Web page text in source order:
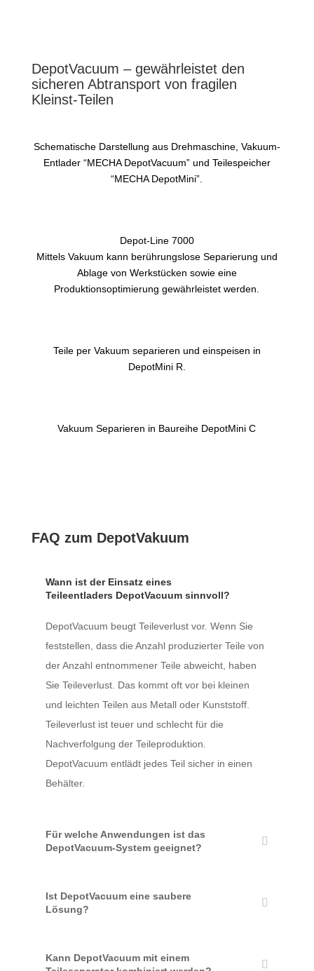
DepotVacuum – gewährleistet den
sicheren Abtransport von fragilen
Kleinst-Teilen
Schematische Darstellung aus Drehmaschine, Vakuum-
Entlader “MECHA DepotVacuum” und Teilespeicher
“MECHA DepotMini”.
Depot-Line 7000
Mittels Vakuum kann berührungslose Separierung und
Ablage von Werkstücken sowie eine
Produktionsoptimierung gewährleistet werden.
Teile per Vakuum separieren und einspeisen in
DepotMini R.
Vakuum Separieren in Baureihe DepotMini C
FAQ zum DepotVakuum
Wann ist der Einsatz eines
Teileentladers DepotVacuum sinnvoll?
DepotVacuum beugt Teileverlust vor. Wenn Sie
feststellen, dass die Anzahl produzierter Teile von
der Anzahl entnommener Teile abweicht, haben
Sie Teileverlust. Das kommt oft vor bei kleinen
und leichten Teilen aus Metall oder Kunststoff.
Teileverlust ist teuer und schlecht für die
Nachverfolgung der Teileproduktion.
DepotVacuum entlädt jedes Teil sicher in einen
Behälter.
Für welche Anwendungen ist das
DepotVacuum-System geeignet?
Ist DepotVacuum eine saubere
Lösung?
Kann DepotVacuum mit einem